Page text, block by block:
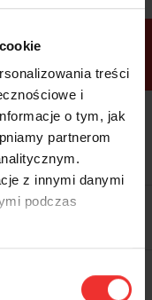
treści
i
o tym, jak
partnerom
z innymi danymi
podczas
Premium